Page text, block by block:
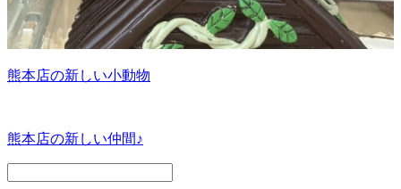
熊本店の新しい小動物
熊本店の新しい仲間♪